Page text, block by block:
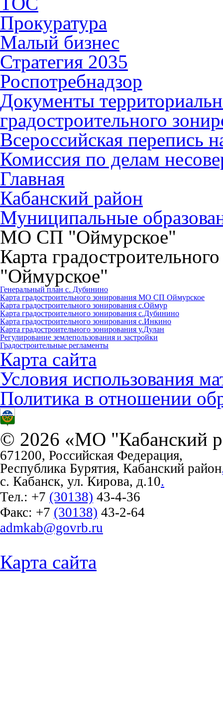
Прокуратура
Малый бизнес
Стратегия 2035
Роспотребнадзор
Документы
градостроительного
Всероссийская перепись
Комиссия по делам
Главная
Кабанский район
Муниципальные
МО СП "Оймурское"
Карта
"Оймурское"
Генеральный план с. Дубинино
Карта градостроительного зонирования МО СП Оймурское
Карта градостроительного зонирования с.Оймур
Карта градостроительного зонирования с.Дубинино
Карта градостроительного зонирования с.Инкино
Карта градостроительного зонирования у.Дулан
Регулирование землепользования и застройки
Градостроительные регламенты
Карта сайта
Условия использования
Политика в отношении
© 2026 «МО "Кабанский
671200, Российская Федерация,
Республика Бурятия, Кабанский район
с. Кабанск, ул. Кирова, д.10.
Тел.: +7 (30138) 43-4-36
Факс: +7 (30138) 43-2-64
admkab@govrb.ru
Карта сайта